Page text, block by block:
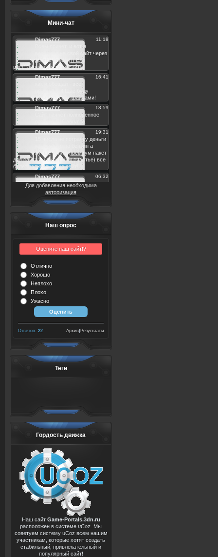
Мини-чат
Для добавления необходима
авторизация
Наш опрос
Оцените наш сайт!?
Отлично
Хорошо
Неплохо
Плохо
Ужасно
Ответов: 22 Результаты
Архив
Теги
Гордость движка
Наш сайт Game-Portals.3dn.ru
расположен в системе uCoz . Мы
советуем систему uCoz всем нашим
участникам, которые хотят создать
стабильный, привлекательный и
популярный сайт!